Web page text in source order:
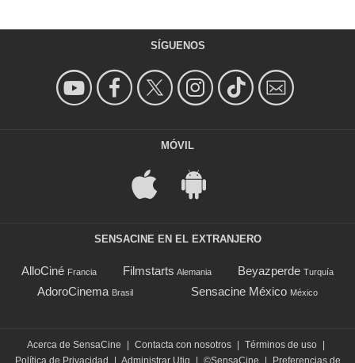
SÍGUENOS
MÓVIL
SENSACINE EN EL EXTRANJERO
AlloCiné Francia Filmstarts Alemania Beyazperde Turquía
AdoroCinema Brasil Sensacine México México
Acerca de SensaCine Contacta con nosotros Términos de uso
Política de Privacidad
Administrar Utiq ©SensaCine Preferencias de